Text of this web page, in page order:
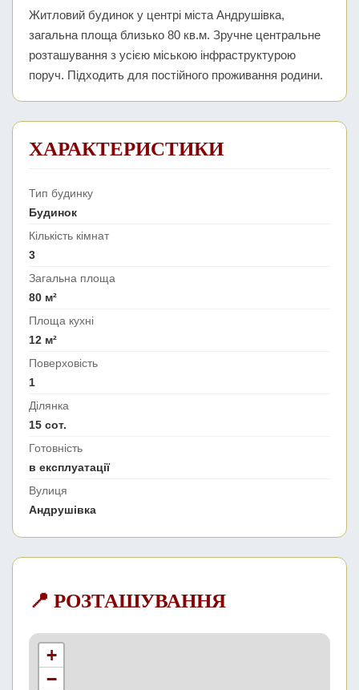
Житловий будинок у центрі міста Андрушівка,
загальна площа близько 80 кв.м. Зручне центральне
розташування з усією міською інфраструктурою
поруч. Підходить для постійного проживання родини.
ХАРАКТЕРИСТИКИ
Тип будинку
Будинок
Кількість кімнат
3
Загальна площа
80 м²
Площа кухні
12 м²
Поверховість
1
Ділянка
15 сот.
Готовність
в експлуатації
Вулиця
Андрушівка
📍 РОЗТАШУВАННЯ
+
−